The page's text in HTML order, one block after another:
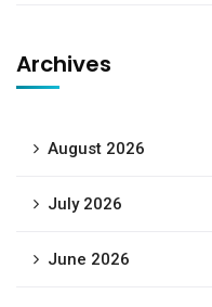
Archives
August 2026
July 2026
June 2026